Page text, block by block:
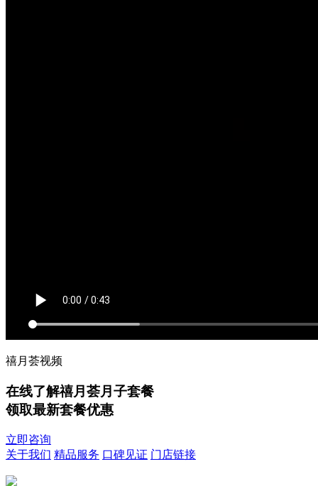
禧月荟视频
在线了解禧月荟月子套餐
领取最新套餐优惠
立即咨询
关于我们 精品服务 口碑见证 门店链接